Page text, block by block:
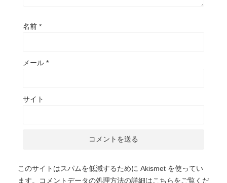
名前 *
メール *
サイト
このサイトはスパムを低減するために Akismet を使ってい
ます。
コメントデータの処理方法の詳細はこちらをご覧くだ